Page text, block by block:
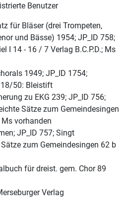
Benutzer
für Bläser (drei Trompeten,
und Bässe) 1954; JP_ID 758;
I 14 - 16 / 7 Verlag B.C.P.D.; Ms
1949; JP_ID 1754;
50: Bleistift
zu EKG 239; JP_ID 756;
Sätze zum Gemeindesingen
Ms vorhanden
JP_ID 757; Singt
zum Gemeindesingen 62 b
für dreist. gem. Chor 89
Verlag